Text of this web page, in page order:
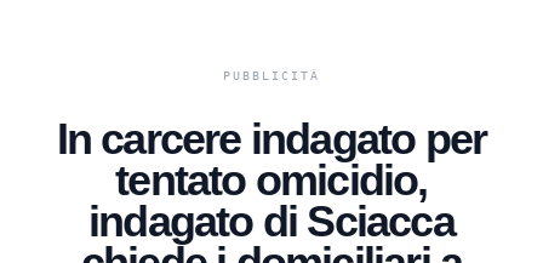
In carcere indagato per
tentato omicidio,
indagato di Sciacca